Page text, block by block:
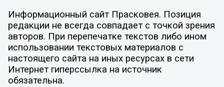
Информационный сайт Прасковея. Позиция
редакции не всегда совпадает с точкой зрения
авторов. При перепечатке текстов либо ином
использовании текстовых материалов с
настоящего сайта на иных ресурсах в сети
Интернет гиперссылка на источник
обязательна.